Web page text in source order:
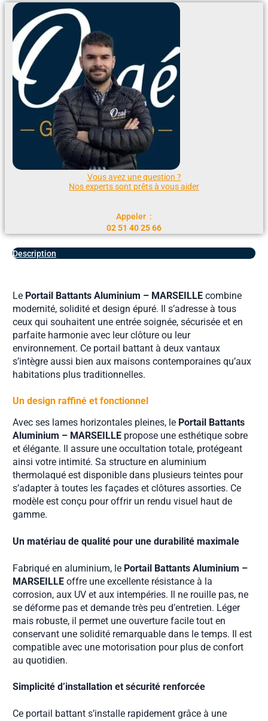
Vous avez une question ?
Nos experts sont prêts à vous aider
Appeler :
02 51 40 25 66
Description
Le Portail Battants Aluminium – MARSEILLEcombine
modernité, solidité et design épuré. Il s’adresse à tous
ceux qui souhaitent une entrée soignée, sécurisée et en
parfaite harmonie avec leur clôture ou leur
environnement. Ce portail battant à deux vantaux
s’intègre aussi bien aux maisons contemporaines qu’aux
habitations plus traditionnelles.
Un design raffiné et fonctionnel
Avec ses lames horizontales pleines, le Portail Battants
Aluminium – MARSEILLEpropose une esthétique sobre
et élégante. Il assure une occultation totale, protégeant
ainsi votre intimité. Sa structure en aluminium
thermolaqué est disponible dans plusieurs teintes pour
s’adapter à toutes les façades et clôtures assorties. Ce
modèle est conçu pour offrir un rendu visuel haut de
gamme.
Un matériau de qualité pour une durabilité maximale
Fabriqué en aluminium, le Portail Battants Aluminium –
MARSEILLEoffre une excellente résistance à la
corrosion, aux UV et aux intempéries. Il ne rouille pas, ne
se déforme pas et demande très peu d’entretien. Léger
mais robuste, il permet une ouverture facile tout en
conservant une solidité remarquable dans le temps. Il est
compatible avec une motorisation pour plus de confort
au quotidien.
Simplicité d’installation et sécurité renforcée
Ce portail battant s’installe rapidement grâce à une